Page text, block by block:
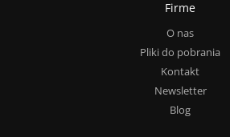
Firme
O nas
Pliki do pobrania
Kontakt
Newsletter
Blog